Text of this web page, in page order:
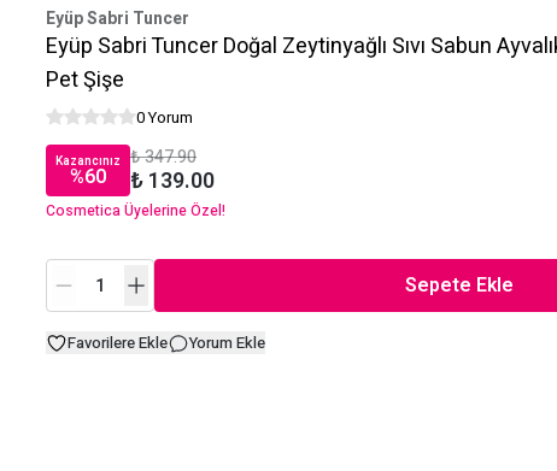
Eyüp Sabri Tuncer
Eyüp Sabri Tuncer Doğal Zeytinyağlı Sıvı Sabun
Pet Şişe
0 Yorum
Kazancınız
%60
₺ 347.90
₺ 139.00
Cosmetica Üyelerine Özel!
Sepete Ekle
Favorilere Ekle Yorum Ekle